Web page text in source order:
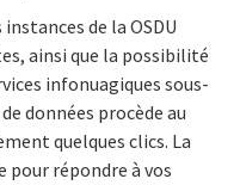
de la OSDU
ainsi que la possibilité
infonuagiques sous-
données procède au
quelques clics. La
pour répondre à vos